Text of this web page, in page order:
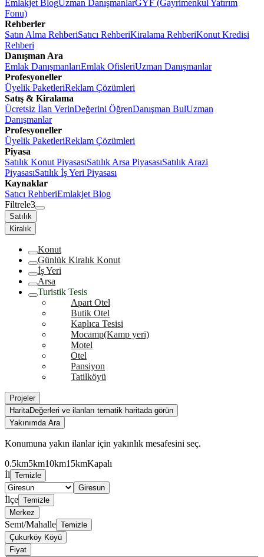
Emlakjet BlogUzman DanışmanlarGYF (Gayrimenkul Yatırım
Fonu)
Rehberler
Satın Alma RehberiSatıcı RehberiKiralama RehberiKonut Kredisi
Rehberi
Danışman Ara
Emlak DanışmanlarıEmlak OfisleriUzman Danışmanlar
Profesyoneller
Üyelik PaketleriReklam Çözümleri
Satış & Kiralama
Ücretsiz İlan VerinDeğerini ÖğrenDanışman BulUzman
Danışmanlar
Profesyoneller
Üyelik PaketleriReklam Çözümleri
Piyasa
Satılık Konut PiyasasıSatılık Arsa PiyasasıSatılık Arazi
PiyasasıSatılık İş Yeri Piyasası
Kaynaklar
Satıcı RehberiEmlakjet Blog
Filtrele3
Satılık
Kiralık
Konut
Günlük Kiralık Konut
İş Yeri
Arsa
Turistik Tesis
Apart Otel
Butik Otel
Kaplıca Tesisi
Mocamp(Kamp yeri)
Motel
Otel
Pansiyon
Tatilköyü
Projeler
HaritaDeğerleri ve ilanları tematik haritada görün
Yakınımda Ara
Konumuna yakın ilanlar için yakınlık mesafesini seç.
0.5km5km10km15kmKapalı
İl Temizle
Giresun
İlçe Temizle
Merkez
Semt/Mahalle Temizle
Çukurköy Köyü
Fiyat